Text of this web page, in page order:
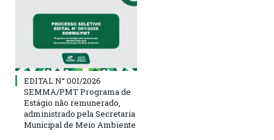
EDITAL N° 001/2026
SEMMA/PMT Programa de
Estágio não remunerado,
administrado pela Secretaria
Municipal de Meio Ambiente